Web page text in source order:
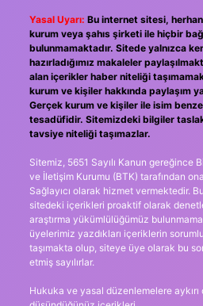
Yasal Uyarı: Bu internet sitesi,
kurum veya şahıs şirketi ile hiçbir
bulunmamaktadır. Sitede yalnızca
hazırladığımız makaleler
alan içerikler haber niteliği
kurum ve kişiler hakkında paylaşım
Gerçek kurum ve kişiler ile isim
tesadüfidir. Sitemizdeki bilgiler
tavsiye niteliği taşımazlar.
Sitemiz, 5651 Sayılı Kanun gereğince
ve İletişim Kurumu (BTK) tarafından
Sağlayıcı olarak hizmet vermektedir.
sitedeki içerikleri proaktif olarak
araştırma yükümlülüğümüz
üyelerimiz yazdıkları içeriklerin
taşımakta olup, siteye üye olarak bu
etmiş sayılırlar.
Hukuka ve yasal düzenlemelere aykırı